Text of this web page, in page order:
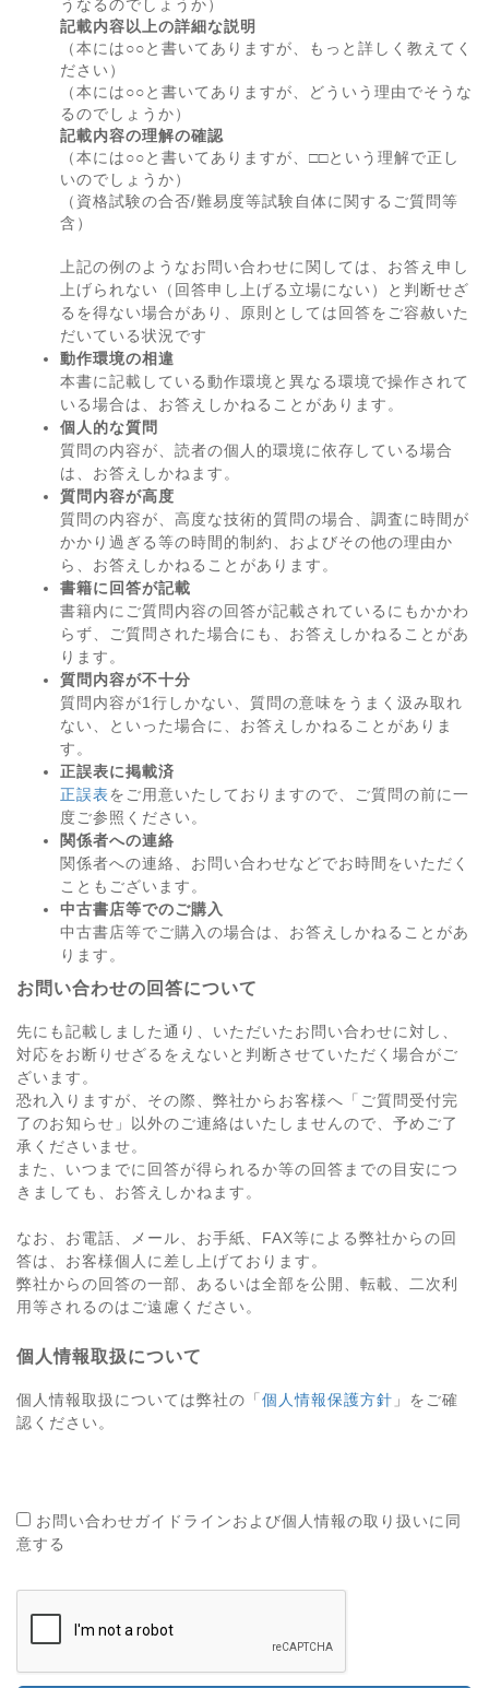
うなるのでしょうか）
記載内容以上の詳細な説明
（本には○○と書いてありますが、もっと詳しく教えてく
ださい）
（本には○○と書いてありますが、どういう理由でそうな
るのでしょうか）
記載内容の理解の確認
（本には○○と書いてありますが、□□という理解で正し
いのでしょうか）
（資格試験の合否/難易度等試験自体に関するご質問等
含）
上記の例のようなお問い合わせに関しては、お答え申し
上げられない（回答申し上げる立場にない）と判断せざ
るを得ない場合があり、原則としては回答をご容赦いた
だいている状況です
動作環境の相違
本書に記載している動作環境と異なる環境で操作されて
いる場合は、お答えしかねることがあります。
個人的な質問
質問の内容が、読者の個人的環境に依存している場合
は、お答えしかねます。
質問内容が高度
質問の内容が、高度な技術的質問の場合、調査に時間が
かかり過ぎる等の時間的制約、およびその他の理由か
ら、お答えしかねることがあります。
書籍に回答が記載
書籍内にご質問内容の回答が記載されているにもかかわ
らず、ご質問された場合にも、お答えしかねることがあ
ります。
質問内容が不十分
質問内容が1行しかない、質問の意味をうまく汲み取れ
ない、といった場合に、お答えしかねることがありま
す。
正誤表に掲載済
正誤表をご用意いたしておりますので、ご質問の前に一
度ご参照ください。
関係者への連絡
関係者への連絡、お問い合わせなどでお時間をいただく
こともございます。
中古書店等でのご購入
中古書店等でご購入の場合は、お答えしかねることがあ
ります。
お問い合わせの回答について
先にも記載しました通り、いただいたお問い合わせに対し、
対応をお断りせざるをえないと判断させていただく場合がご
ざいます。
恐れ入りますが、その際、弊社からお客様へ「ご質問受付完
了のお知らせ」以外のご連絡はいたしませんので、予めご了
承くださいませ。
また、いつまでに回答が得られるか等の回答までの目安につ
きましても、お答えしかねます。
なお、お電話、メール、お手紙、FAX等による弊社からの回
答は、お客様個人に差し上げております。
弊社からの回答の一部、あるいは全部を公開、転載、二次利
用等されるのはご遠慮ください。
個人情報取扱について
個人情報取扱については弊社の「 個人情報保護方針 」をご確
認ください。
お問い合わせガイドラインおよび個人情報の取り扱いに同
意する